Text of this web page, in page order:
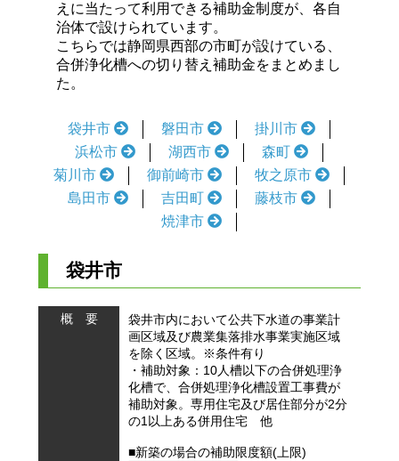
えに当たって利用できる補助金制度が、各自
治体で設けられています。
こちらでは静岡県西部の市町が設けている、
合併浄化槽への切り替え補助金をまとめまし
た。
袋井市 磐田市
掛川市
浜松市
湖西市
森町
菊川市
御前崎市
牧之原市
島田市
吉田町
藤枝市
焼津市
袋井市
概 要
袋井市内において公共下水道の事業計
画区域及び農業集落排水事業実施区域
を除く区域。※条件有り
・補助対象：10人槽以下の合併処理浄
化槽で、合併処理浄化槽設置工事費が
補助対象。専用住宅及び居住部分が2分
の1以上ある併用住宅 他
■新築の場合の補助限度額(上限)